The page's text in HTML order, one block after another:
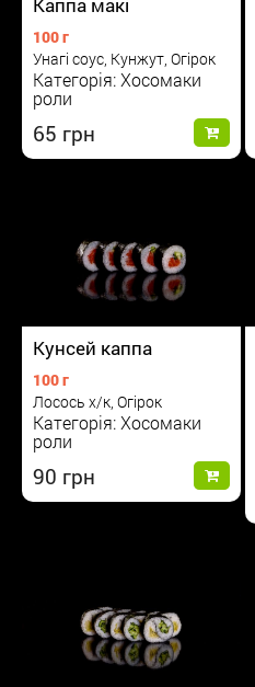
100 г
Унагі соус, Кунжут, Огірок
Категорія: Хосомаки
роли
65
Кунсей каппа
100 г
Лосось х/к, Огірок
Категорія: Хосомаки
роли
90